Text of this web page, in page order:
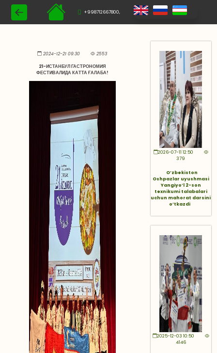
+998712667800,
2024-12-21 09:30 2553
21-ИСТАНБУЛ ГАСТРОНОМИЯ
ФЕСТИВАЛИДА КАТТА ҒАЛАБА!
2026-07-11 12:50
379
O‘zbekiston
Oshpazlar uyushmasi
Yangiyo‘l 2-son
texnikumi talabalari
uchun mahorat darsini
o‘tkazdi
2025-12-03 10:50
4146